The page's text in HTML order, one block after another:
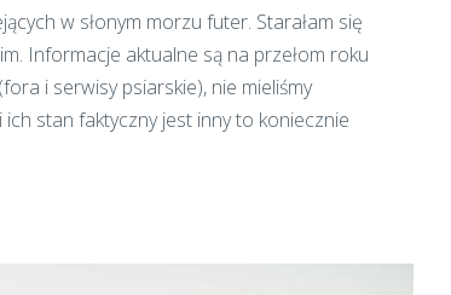
w słonym morzu futer. Starałam się
Informacje aktualne są na przełom roku
i serwisy psiarskie), nie mieliśmy
stan faktyczny jest inny to koniecznie